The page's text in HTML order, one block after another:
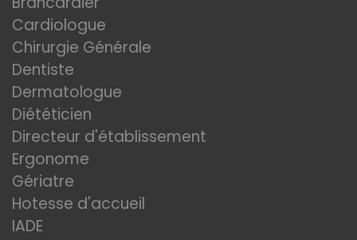
Cardiologue
Chirurgie Générale
Dentiste
Dermatologue
Diététicien
Directeur d'établissement
Ergonome
Gériatre
Hotesse d'accueil
IADE